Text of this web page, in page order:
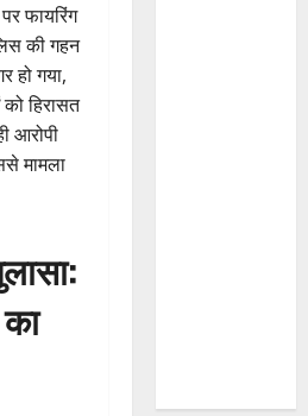
फायरिंग
की गहन
हो गया,
को हिरासत
आरोपी
मामला